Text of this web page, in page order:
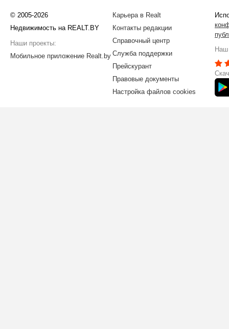
© 2005-2026
Недвижимость на REALT.BY
Наши проекты:
Мобильное приложение Realt.by
Карьера в Realt
Контакты редакции
Справочный центр
Служба поддержки
Прейскурант
Правовые документы
Настройка файлов cookies
Наш